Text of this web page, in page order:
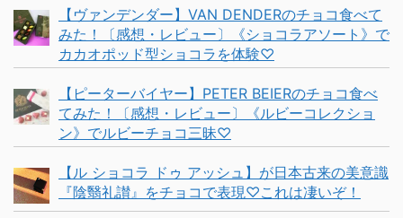
【ヴァンデンダー】VAN DENDERのチョコ食べて
みた！〔感想・レビュー〕《ショコラアソート》で
カカオポッド型ショコラを体験♡
【ピーターバイヤー】PETER BEIERのチョコ食べ
てみた！〔感想・レビュー〕《ルビーコレクショ
ン》でルビーチョコ三昧♡
【ル ショコラ ドゥ アッシュ】が日本古来の美意識
『陰翳礼讃』をチョコで表現♡これは凄いぞ！